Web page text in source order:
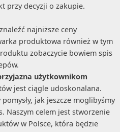
przy decyzji o zakupie.
najniższe ceny
produktowa również w tym
zobaczycie bowiem spis
użytkownikom
jest ciągle udoskonalana.
jak jeszcze moglibyśmy
Naszym celem jest stworzenie
w Polsce, która będzie